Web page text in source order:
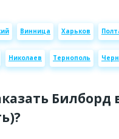
Винница Харьков
Николаев Тернополь
Билборд